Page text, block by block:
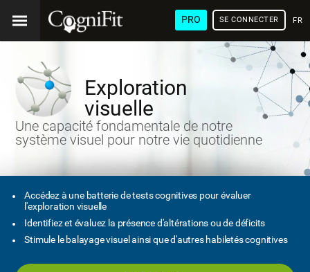
PRO SE CONNECTER
Exploration
visuelle
Une capacité fondamentale de notre
système visuel pour notre vie quotidienne
Accédez à une batterie de tests cognitives pour évaluer
l'exploration visuelle
Identifiez et évaluez la présence d'altérations ou de déficits
Stimule le balayage visuel ainsi que d'autres habiletés cognitives